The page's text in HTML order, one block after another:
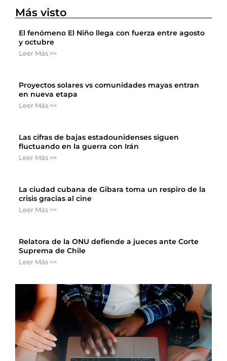
Más visto
El fenómeno El Niño llega con fuerza entre agosto
y octubre
Leer Más >>
Proyectos solares vs comunidades mayas entran
en nueva etapa
Leer Más >>
Las cifras de bajas estadounidenses siguen
fluctuando en la guerra con Irán
Leer Más >>
La ciudad cubana de Gibara toma un respiro de la
crisis gracias al cine
Leer Más >>
Relatora de la ONU defiende a jueces ante Corte
Suprema de Chile
Leer Más >>